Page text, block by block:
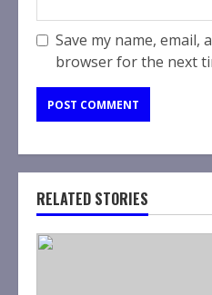
Save my name, email,
browser for the next
RELATED STORIES